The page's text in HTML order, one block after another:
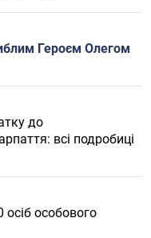
Героєм Олегом
до
всі подробиці
особового